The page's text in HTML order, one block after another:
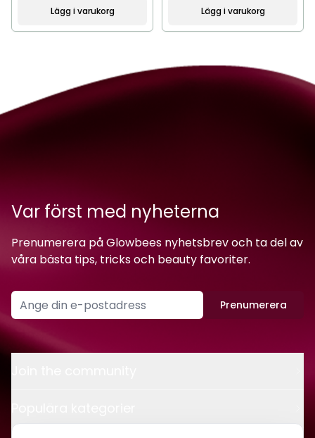
Lägg i varukorg Lägg i varukorg
Var först med nyheterna
Prenumerera på Glowbees nyhetsbrev och ta del av
våra bästa tips, tricks och beauty favoriter.
Prenumerera